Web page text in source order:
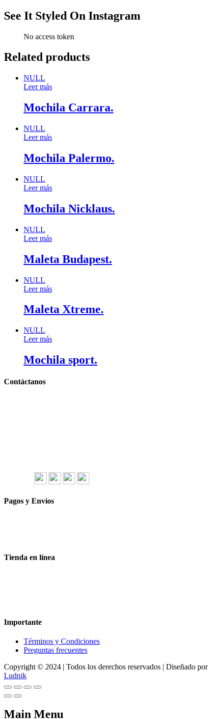
See It Styled On Instagram
No access token
Related products
NULL
Leer más
Mochila Carrara.
NULL
Leer más
Mochila Palermo.
NULL
Leer más
Mochila Nicklaus.
NULL
Leer más
Maleta Budapest.
NULL
Leer más
Maleta Xtreme.
NULL
Leer más
Mochila sport.
Contáctanos
Pagos y Envíos
Tienda en línea
Importante
Términos y Condiciones
Preguntas frecuentes
Copyright © 2024 | Todos los derechos reservados | Diseñado por
Ludnik
Main Menu